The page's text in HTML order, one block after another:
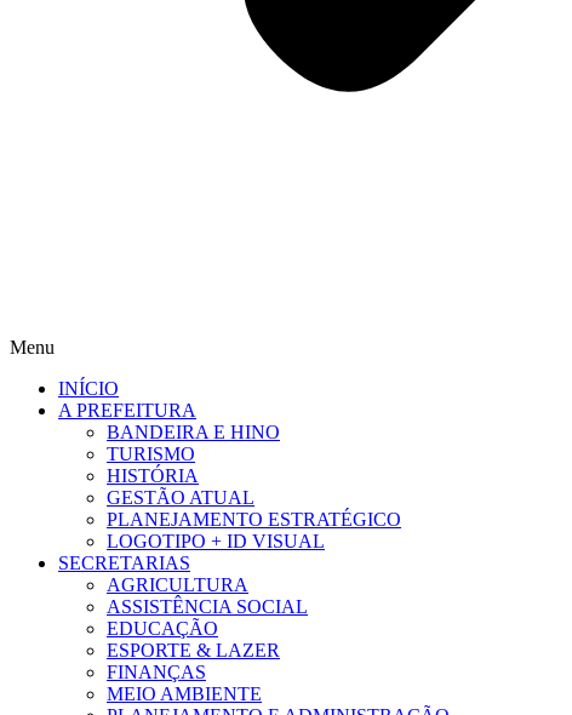
Menu
INÍCIO
A PREFEITURA
BANDEIRA E HINO
TURISMO
HISTÓRIA
GESTÃO ATUAL
PLANEJAMENTO ESTRATÉGICO
LOGOTIPO + ID VISUAL
SECRETARIAS
AGRICULTURA
ASSISTÊNCIA SOCIAL
EDUCAÇÃO
ESPORTE & LAZER
FINANÇAS
MEIO AMBIENTE